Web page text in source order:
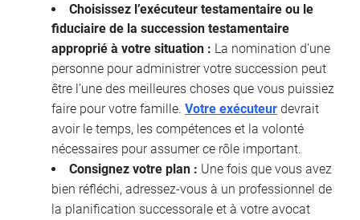
Choisissez l’exécuteur testamentaire ou le
fiduciaire de la succession testamentaire
approprié à votre situation : La nomination d’une
personne pour administrer votre succession peut
être l’une des meilleures choses que vous puissiez
faire pour votre famille. Votre exécuteur devrait
avoir le temps, les compétences et la volonté
nécessaires pour assumer ce rôle important.
Consignez votre plan : Une fois que vous avez
bien réfléchi, adressez-vous à un professionnel de
la planification successorale et à votre avocat